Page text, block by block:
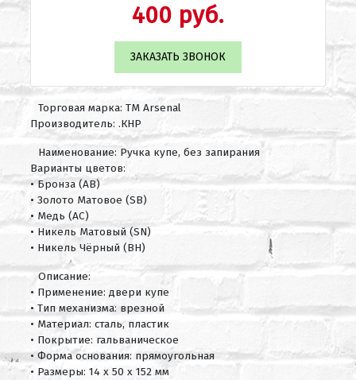
400 руб.
ЗАКАЗАТЬ ЗВОНОК
Торговая марка: ТМ Arsenal
Производитель: .КНР
Наименование: Ручка купе, без запирания
Варианты цветов:
• Бронза (AB)
• Золото Матовое (SB)
• Медь (AC)
• Никель Матовый (SN)
• Никель Чёрный (BH)
Описание:
• Применение: двери купе
• Тип механизма: врезной
• Материал: сталь, пластик
• Покрытие: гальваническое
• Форма основания: прямоугольная
• Размеры: 14 х 50 х 152 мм